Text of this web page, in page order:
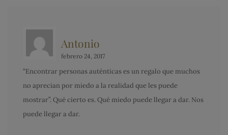
Antonio
febrero 24, 2017
“Encontrar personas auténticas es un regalo que muchos
no aprecian por miedo a la realidad que les puede
mostrar”. Qué cierto es. Qué miedo puede llegar a dar. Nos
puede llegar a dar.